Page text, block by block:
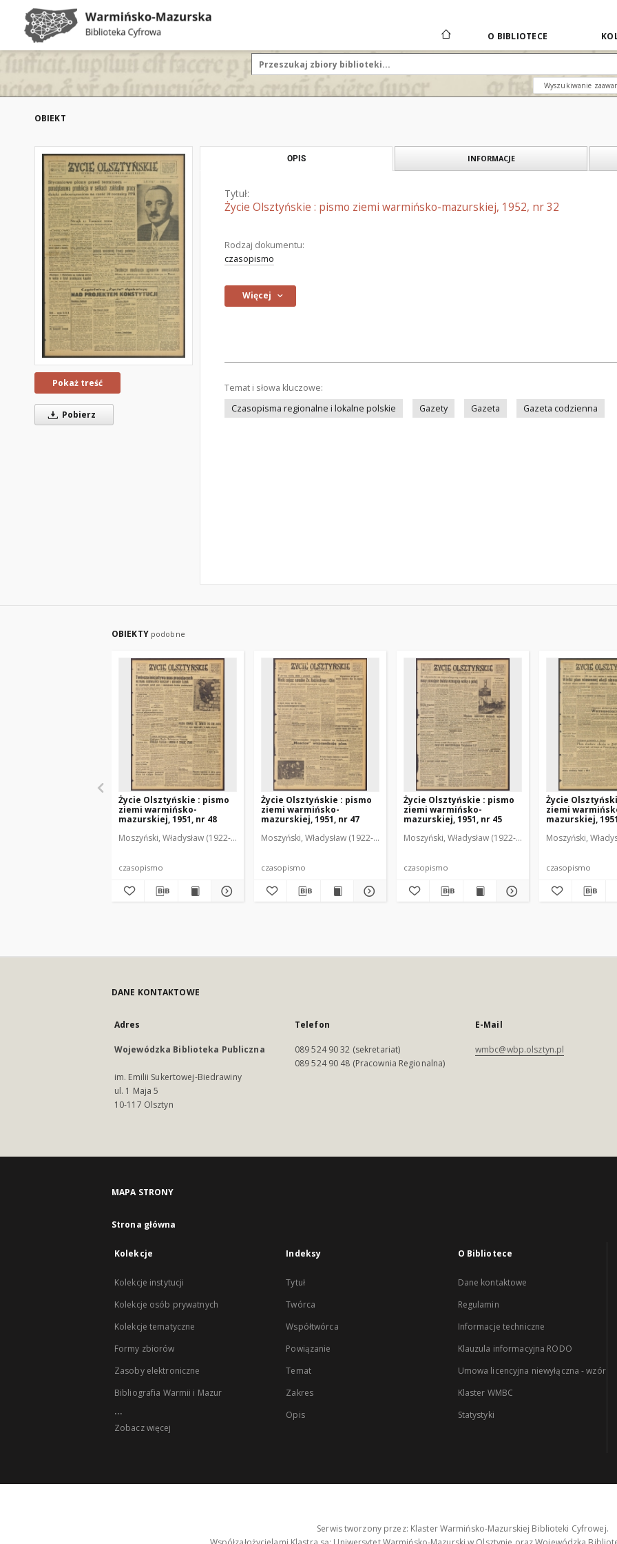
O BIBLIOTECE
Wyszukiwanie
OBIEKT
Pokaż treść
Pobierz
OPIS INFORMACJE
Tytuł:
Życie Olsztyńskie : pismo ziemi warmińsko-mazurskiej, 1952, nr 32
Rodzaj dokumentu:
czasopismo
Więcej
Temat i słowa kluczowe:
Czasopisma regionalne i lokalne polskie
Gazety Gazeta Gazeta codzienna
OBIEKTY podobne
Życie Olsztyńskie : pismo
ziemi warmińsko-
mazurskiej, 1951, nr 48
Moszyński, Władysław (1922-2001). Red. Mroczkowski, Włodzimierz (1902-1971). Red. Osiecki, Andrzej. Red.
czasopismo
Życie Olsztyńskie : pismo
ziemi warmińsko-
mazurskiej, 1951, nr 47
Moszyński, Władysław (1922-2001). Red. Mroczkowski, Włodzimierz (1902-1971). Red.
czasopismo
Życie Olsztyńskie : pismo
ziemi warmińsko-
mazurskiej, 1951, nr 45
Moszyński, Władysław (1922-2001). Red. Mroczkowski,
czasopismo
Życie
ziemi
mazurskiej,
Moszyński,
czasopismo
DANE KONTAKTOWE
Adres
Wojewódzka Biblioteka Publiczna
im. Emilii Sukertowej-Biedrawiny
ul. 1 Maja 5
10-117 Olsztyn
Telefon
089 524 90 32 (sekretariat)
089 524 90 48 (Pracownia Regionalna)
E-Mail
wmbc@wbp.olsztyn.pl
MAPA STRONY
Strona główna
Kolekcje
Kolekcje instytucji
Kolekcje osób prywatnych
Kolekcje tematyczne
Formy zbiorów
Zasoby elektroniczne
Bibliografia Warmii i Mazur
...
Zobacz więcej
Indeksy
Tytuł
Twórca
Współtwórca
Powiązanie
Temat
Zakres
Opis
O Bibliotece
Dane kontaktowe
Regulamin
Informacje techniczne
Klauzula informacyjna RODO
Umowa licencyjna niewyłączna - wzór
Klaster WMBC
Statystyki
Serwis tworzony przez: Klaster Warmińsko-Mazurskiej Biblioteki Cyfrowej.